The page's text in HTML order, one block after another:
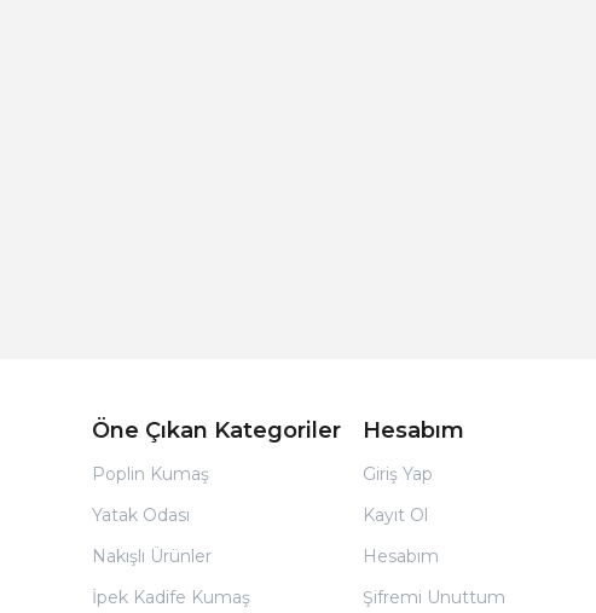
Öne Çıkan Kategoriler
Poplin Kumaş
Yatak Odası
Nakışlı Ürünler
İpek Kadife Kumaş
Hesabım
Giriş Yap
Kayıt Ol
Hesabım
Şifremi Unuttum